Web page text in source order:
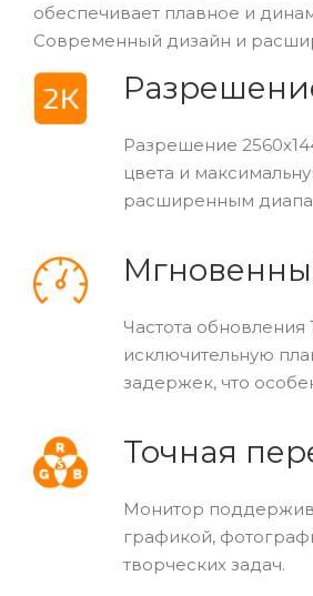
обеспечивает плавное и
Современный дизайн и
Разрешение
цвета и
расширенным
Частота
исключительную
задержек, что
Точная
Монитор
графикой,
творческих задач.